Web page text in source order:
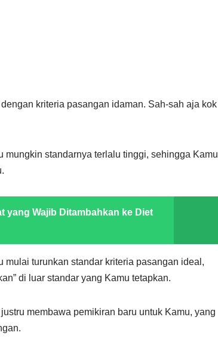
kriteria pasangan idaman. Sah-sah aja kok
standarnya terlalu tinggi, sehingga Kamu
yang Wajib Ditambahkan ke Diet
mulai turunkan standar kriteria pasangan ideal,
di luar standar yang Kamu tetapkan.
membawa pemikiran baru untuk Kamu, yang